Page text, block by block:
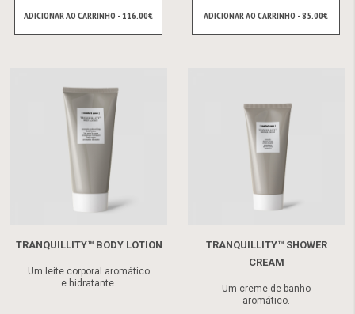
ADICIONAR AO CARRINHO - 116.00€ ADICIONAR AO CARRINHO - 85.00€
TRANQUILLITY™ BODY LOTION
Um leite corporal aromático
e hidratante.
TRANQUILLITY™ SHOWER
CREAM
Um creme de banho
aromático.